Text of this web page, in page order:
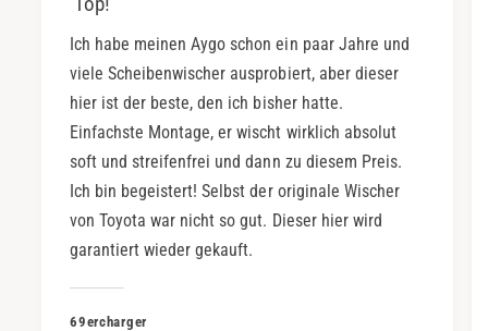
Ich habe meinen Aygo schon ein paar Jahre und
viele Scheibenwischer ausprobiert, aber dieser
hier ist der beste, den ich bisher hatte.
Einfachste Montage, er wischt wirklich absolut
soft und streifenfrei und dann zu diesem Preis.
Ich bin begeistert! Selbst der originale Wischer
von Toyota war nicht so gut. Dieser hier wird
garantiert wieder gekauft.
69ercharger